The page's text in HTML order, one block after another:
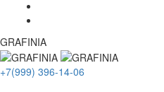
GRAFINIA
+7(999) 396-14-06